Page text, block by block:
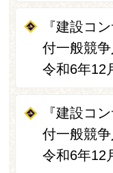
『建設コ
付一般競
令和6年12
『建設コ
付一般競
令和6年12